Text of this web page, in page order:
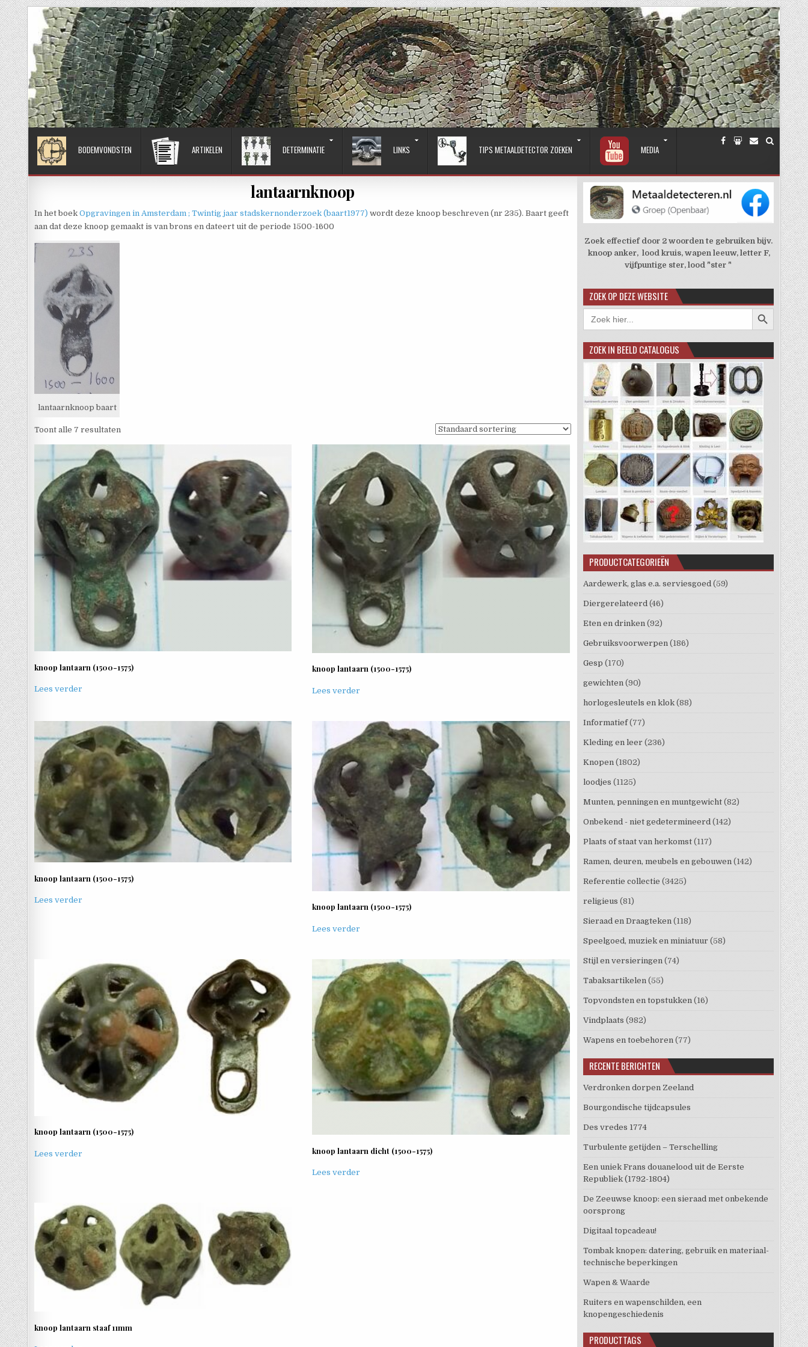
Skip to content
BODEMVONDSTEN ARTIKELEN DETERMINATIE LINKS TIPS METAALDETECTOR ZOEKEN MEDIA
lantaarnknoop
In het boek Opgravingen in Amsterdam ; Twintig jaar stadskernonderzoek (baart1977) wordt deze knoop beschreven (nr 235). Baart geeft
aan dat deze knoop gemaakt is van brons en dateert uit de periode 1500-1600
lantaarnknoop baart
Toont alle 7 resultaten
knoop lantaarn (1500-1575)
Lees verder
knoop lantaarn (1500-1575)
Lees verder
knoop lantaarn (1500-1575)
Lees verder
knoop lantaarn (1500-1575)
Lees verder
knoop lantaarn (1500-1575)
Lees verder knoop lantaarn dicht (1500-1575)
Lees verder
knoop lantaarn staaf 11mm
Zoek effectief door 2 woorden te gebruiken bijv.
knoop anker, lood kruis, wapen leeuw, letter F,
vijfpuntige ster, lood "ster "
ZOEK OP DEZE WEBSITE
Zoek
naar:
Zoekknop
ZOEK IN BEELD CATALOGUS
PRODUCTCATEGORIEËN
Aardewerk, glas e.a. serviesgoed (59)
Diergerelateerd (46)
Eten en drinken (92)
Gebruiksvoorwerpen (186)
Gesp (170)
gewichten (90)
horlogesleutels en klok (88)
Informatief (77)
Kleding en leer (236)
Knopen (1802)
loodjes (1125)
Munten, penningen en muntgewicht (82)
Onbekend - niet gedetermineerd (142)
Plaats of staat van herkomst (117)
Ramen, deuren, meubels en gebouwen (142)
Referentie collectie (3425)
religieus (81)
Sieraad en Draagteken (118)
Speelgoed, muziek en miniatuur (58)
Stijl en versieringen (74)
Tabaksartikelen (55)
Topvondsten en topstukken (16)
Vindplaats (982)
Wapens en toebehoren (77)
RECENTE BERICHTEN
Verdronken dorpen Zeeland
Bourgondische tijdcapsules
Des vredes 1774
Turbulente getijden – Terschelling
Een uniek Frans douanelood uit de Eerste
Republiek (1792-1804)
De Zeeuwse knoop: een sieraad met onbekende
oorsprong
Digitaal topcadeau!
Tombak knopen: datering, gebruik en materiaal-
technische beperkingen
Wapen & Waarde
Ruiters en wapenschilden, een
knopengeschiedenis
PRODUCTTAGS